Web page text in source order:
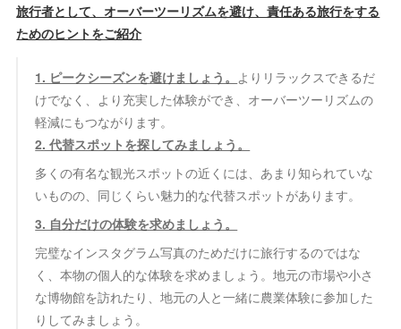
旅行者として、オーバーツーリズムを避け、責任ある旅行をする
ためのヒントをご紹介
1. ピークシーズンを避けましょう。 よりリラックスできるだ
けでなく、より充実した体験ができ、オーバーツーリズムの
軽減にもつながります。
2. 代替スポットを探してみましょう。
多くの有名な観光スポットの近くには、あまり知られていな
いものの、同じくらい魅力的な代替スポットがあります。
3. 自分だけの体験を求めましょう。
完璧なインスタグラム写真のためだけに旅行するのではな
く、本物の個人的な体験を求めましょう。地元の市場や小さ
な博物館を訪れたり、地元の人と一緒に農業体験に参加した
りしてみましょう。